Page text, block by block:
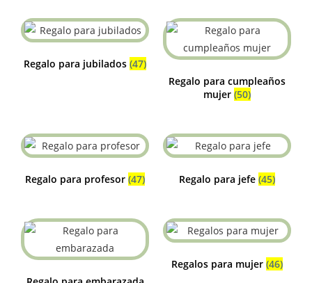
Regalo para jubilados (47)
Regalo para cumpleaños
mujer (50)
Regalo para profesor (47) Regalo para jefe (45)
Regalos para mujer (46)